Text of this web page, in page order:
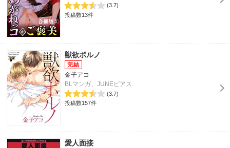
(3.7)
投稿数13件
獣欲ポルノ
金子アコ
BLマンガ、JUNEピアス
(3.7)
投稿数157件
愛人面接